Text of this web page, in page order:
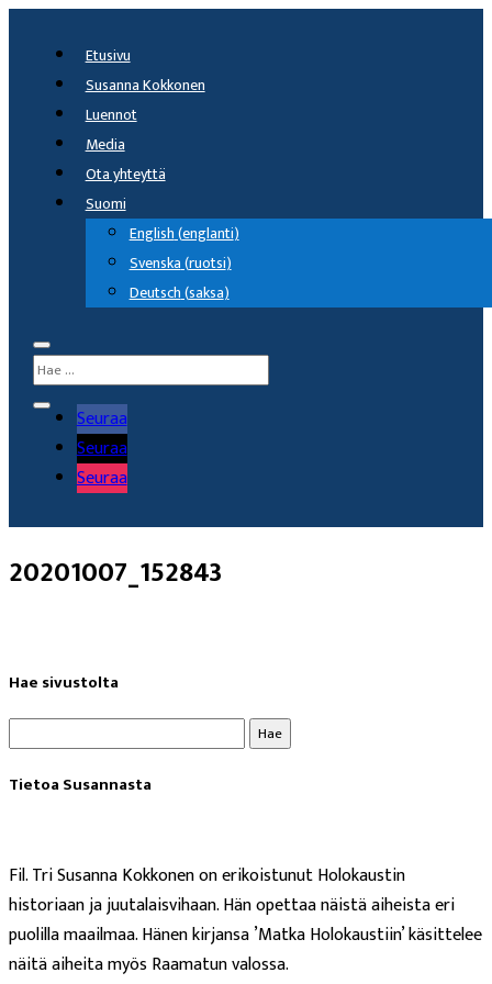
Etusivu
Susanna Kokkonen
Luennot
Media
Ota yhteyttä
Suomi
English(englanti)
Svenska(ruotsi)
Deutsch(saksa)
Seuraa
Seuraa
Seuraa
20201007_152843
Hae sivustolta
Tietoa Susannasta
Fil. Tri Susanna Kokkonen on erikoistunut Holokaustin
historiaan ja juutalaisvihaan. Hän opettaa näistä aiheista eri
puolilla maailmaa. Hänen kirjansa ’Matka Holokaustiin’ käsittelee
näitä aiheita myös Raamatun valossa.